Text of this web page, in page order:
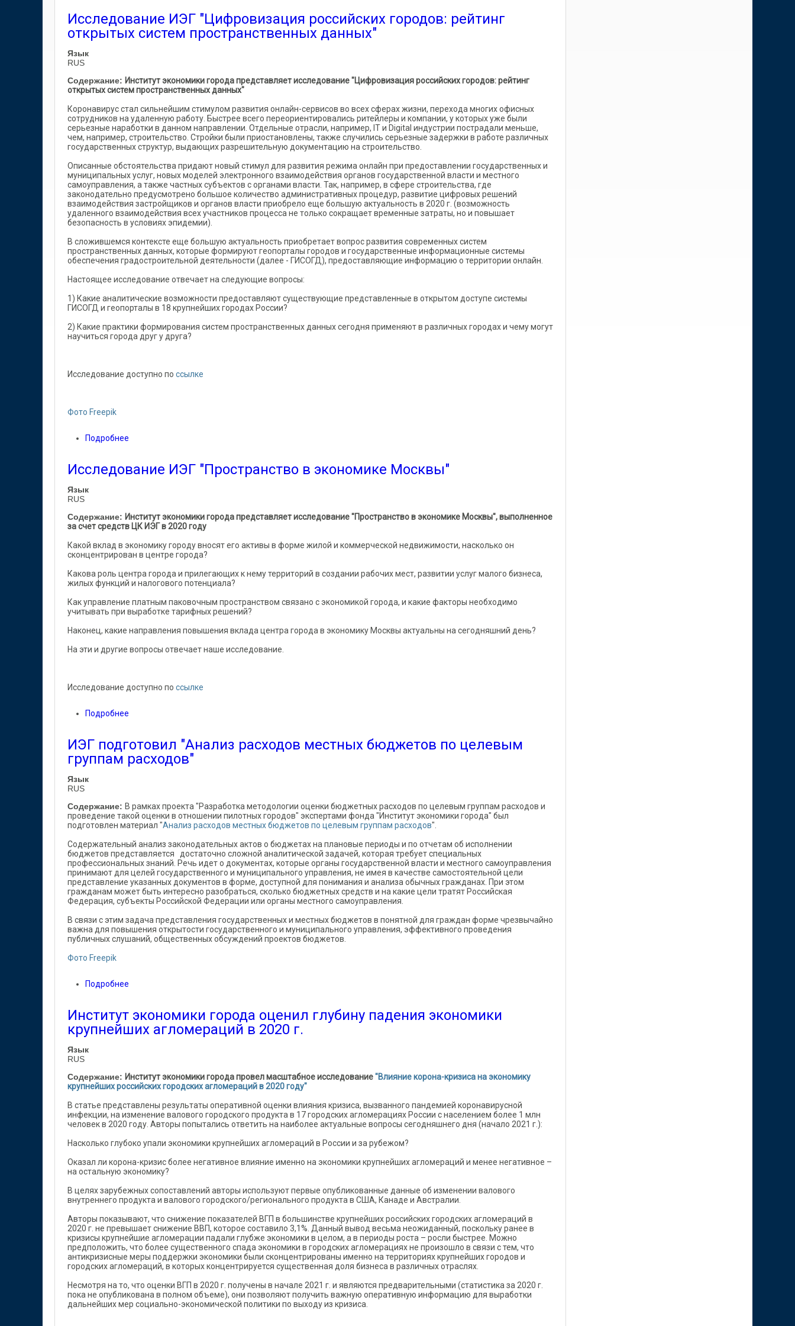
Исследование ИЭГ "Цифровизация российских городов: рейтинг
открытых систем пространственных данных"
Язык
RUS
Содержание: Институт экономики города представляет исследование "Цифровизация российских городов: рейтинг
открытых систем пространственных данных"
Коронавирус стал сильнейшим стимулом развития онлайн-сервисов во всех сферах жизни, перехода многих офисных
сотрудников на удаленную работу. Быстрее всего переориентировались ритейлеры и компании, у которых уже были
серьезные наработки в данном направлении. Отдельные отрасли, например, IT и Digital индустрии пострадали меньше,
чем, например, строительство. Стройки были приостановлены, также случились серьезные задержки в работе различных
государственных структур, выдающих разрешительную документацию на строительство.
Описанные обстоятельства придают новый стимул для развития режима онлайн при предоставлении государственных и
муниципальных услуг, новых моделей электронного взаимодействия органов государственной власти и местного
самоуправления, а также частных субъектов с органами власти. Так, например, в сфере строительства, где
законодательно предусмотрено большое количество административных процедур, развитие цифровых решений
взаимодействия застройщиков и органов власти приобрело еще большую актуальность в 2020 г. (возможность
удаленного взаимодействия всех участников процесса не только сокращает временные затраты, но и повышает
безопасность в условиях эпидемии).
В сложившемся контексте еще большую актуальность приобретает вопрос развития современных систем
пространственных данных, которые формируют геопорталы городов и государственные информационные системы
обеспечения градостроительной деятельности (далее - ГИСОГД), предоставляющие информацию о территории онлайн.
Настоящее исследование отвечает на следующие вопросы:
1) Какие аналитические возможности предоставляют существующие представленные в открытом доступе системы
ГИСОГД и геопорталы в 18 крупнейших городах России?
2) Какие практики формирования систем пространственных данных сегодня применяют в различных городах и чему могут
научиться города друг у друга?
Исследование доступно по ссылке
Фото Freepik
Подробнее
Исследование ИЭГ "Пространство в экономике Москвы"
Язык
RUS
Содержание: Институт экономики города представляет исследование "Пространство в экономике Москвы", выполненное
за счет средств ЦК ИЭГ в 2020 году
Какой вклад в экономику городу вносят его активы в форме жилой и коммерческой недвижимости, насколько он
сконцентрирован в центре города?
Какова роль центра города и прилегающих к нему территорий в создании рабочих мест, развитии услуг малого бизнеса,
жилых функций и налогового потенциала?
Как управление платным паковочным пространством связано с экономикой города, и какие факторы необходимо
учитывать при выработке тарифных решений?
Наконец, какие направления повышения вклада центра города в экономику Москвы актуальны на сегодняшний день?
На эти и другие вопросы отвечает наше исследование.
Исследование доступно по ссылке
Подробнее
ИЭГ подготовил "Анализ расходов местных бюджетов по целевым
группам расходов"
Язык
RUS
Содержание: В рамках проекта "Разработка методологии оценки бюджетных расходов по целевым группам расходов и
проведение такой оценки в отношении пилотных городов" экспертами фонда "Институт экономики города" был
подготовлен материал "Анализ расходов местных бюджетов по целевым группам расходов".
Содержательный анализ законодательных актов о бюджетах на плановые периоды и по отчетам об исполнении
бюджетов представляется достаточно сложной аналитической задачей, которая требует специальных
профессиональных знаний. Речь идет о документах, которые органы государственной власти и местного самоуправления
принимают для целей государственного и муниципального управления, не имея в качестве самостоятельной цели
представление указанных документов в форме, доступной для понимания и анализа обычных гражданах. При этом
гражданам может быть интересно разобраться, сколько бюджетных средств и на какие цели тратят Российская
Федерация, субъекты Российской Федерации или органы местного самоуправления.
В связи с этим задача представления государственных и местных бюджетов в понятной для граждан форме чрезвычайно
важна для повышения открытости государственного и муниципального управления, эффективного проведения
публичных слушаний, общественных обсуждений проектов бюджетов.
Фото Freepik
Подробнее
Институт экономики города оценил глубину падения экономики
крупнейших агломераций в 2020 г.
Язык
RUS
Содержание: Институт экономики города провел масштабное исследование"Влияние корона-кризиса на экономику
крупнейших российских городских агломераций в 2020 году"
В статье представлены результаты оперативной оценки влияния кризиса, вызванного пандемией коронавирусной
инфекции, на изменение валового городского продукта в 17 городских агломерациях России с населением более 1 млн
человек в 2020 году. Авторы попытались ответить на наиболее актуальные вопросы сегодняшнего дня (начало 2021 г.):
Насколько глубоко упали экономики крупнейших агломераций в России и за рубежом?
Оказал ли корона-кризис более негативное влияние именно на экономики крупнейших агломераций и менее негативное –
на остальную экономику?
В целях зарубежных сопоставлений авторы используют первые опубликованные данные об изменении валового
внутреннего продукта и валового городского/регионального продукта в США, Канаде и Австралии.
Авторы показывают, что снижение показателей ВГП в большинстве крупнейших российских городских агломераций в
2020 г. не превышает снижение ВВП, которое составило 3,1%. Данный вывод весьма неожиданный, поскольку ранее в
кризисы крупнейшие агломерации падали глубже экономики в целом, а в периоды роста – росли быстрее. Можно
предположить, что более существенного спада экономики в городских агломерациях не произошло в связи с тем, что
антикризисные меры поддержки экономики были сконцентрированы именно на территориях крупнейших городов и
городских агломераций, в которых концентрируется существенная доля бизнеса в различных отраслях.
Несмотря на то, что оценки ВГП в 2020 г. получены в начале 2021 г. и являются предварительными (статистика за 2020 г.
пока не опубликована в полном объеме), они позволяют получить важную оперативную информацию для выработки
дальнейших мер социально-экономической политики по выходу из кризиса.